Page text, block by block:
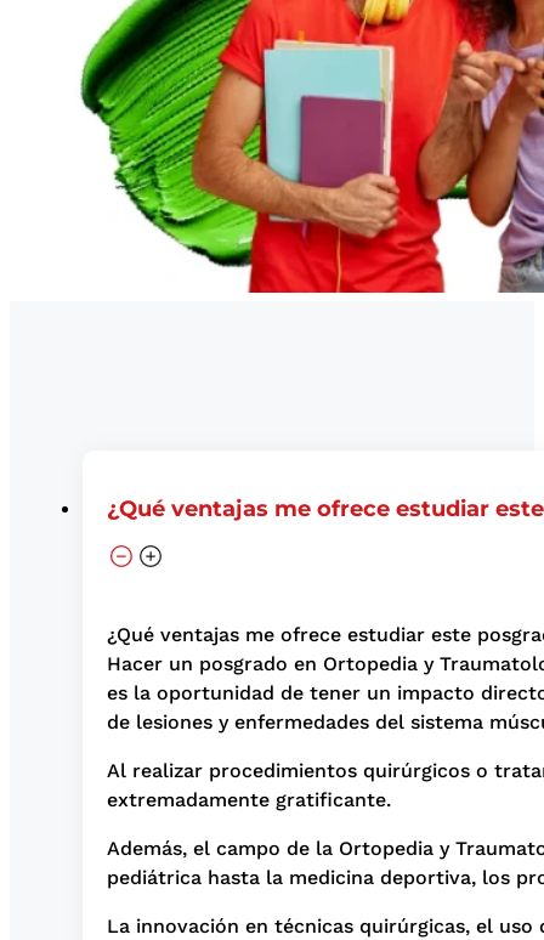
¿Qué ventajas me ofrece estudiar
¿Qué ventajas me ofrece estudiar este
Hacer un posgrado en Ortopedia y
es la oportunidad de tener un impacto
de lesiones y enfermedades del sistema
Al realizar procedimientos quirúrgicos o
extremadamente gratificante.
Además, el campo de la Ortopedia y
pediátrica hasta la medicina deportiva, los
La innovación en técnicas quirúrgicas, el